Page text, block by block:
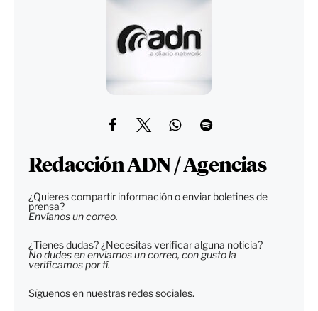
Redacción ADN / Agencias
¿Quieres compartir información o enviar boletines de
prensa?
Envíanos un correo.
¿Tienes dudas? ¿Necesitas verificar alguna noticia?
No dudes en enviarnos un correo, con gusto la
verificamos por tí.
Síguenos en nuestras redes sociales.